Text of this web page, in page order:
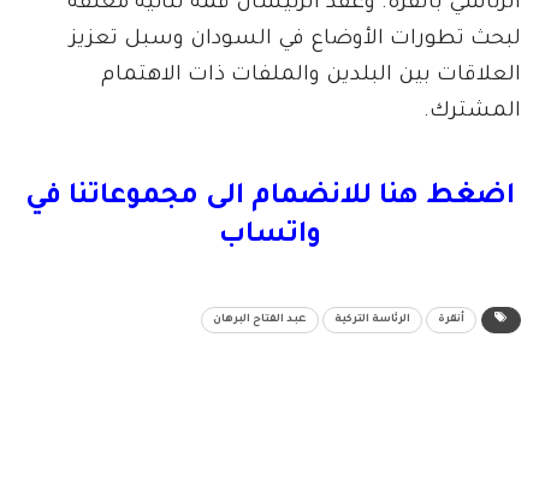
لبحث تطورات الأوضاع في السودان وسبل تعزيز
العلاقات بين البلدين والملفات ذات الاهتمام
المشترك.
اضغط هنا للانضمام الى مجموعاتنا في
واتساب
أنقرة الرئاسة التركية عبد الفتاح البرهان